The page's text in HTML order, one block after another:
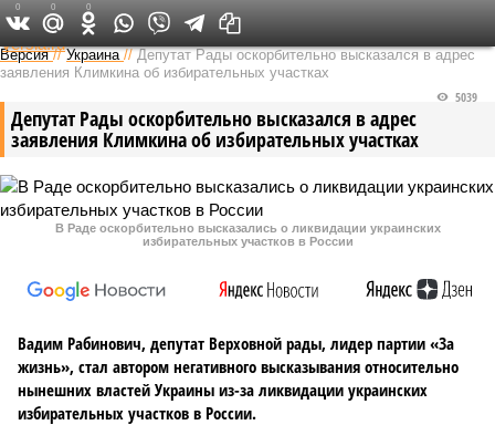
Федеральный выпуск
Версия //Украина //Депутат Рады оскорбительно высказался в адрес
заявления Климкина об избирательных участках
Депутат Рады оскорбительно высказался в адрес
заявления Климкина об избирательных участках
5039
В Раде оскорбительно высказались о ликвидации украинских
избирательных участков в России
Вадим Рабинович, депутат Верховной рады, лидер партии «За
жизнь», стал автором негативного высказывания относительно
нынешних властей Украины из-за ликвидации украинских
избирательных участков в России.
0 0 0